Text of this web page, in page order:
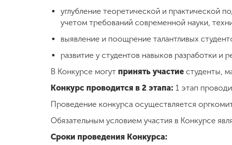
углубление теоретической и практической
учетом требований современной науки,
выявление и поощрение талантливых
развитие у студентов навыков разработки и
В Конкурсе могут принять участие студенты,
Конкурс проводится в 2 этапа: 1 этап
Проведение конкурса осуществляется
Обязательным условием участия в Конкурсе
Сроки проведения Конкурса: